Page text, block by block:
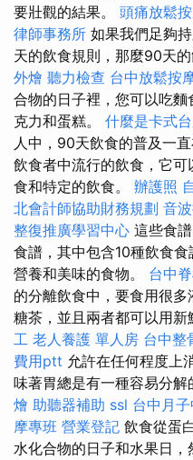
要壯觀的結果。 頭痛放鬆
律師事務所 如果我們足夠
天的飲食規則，那麼90天
外燴 聽力檢查 台中放鬆按
合物的日子裡，您可以吃
克力和蛋糕。 什麼是卡式
人中，90天飲食的普及一
飲食者中流行的飲食，它
食和特定的飲食。 辦護照
北會計師協助財務規劃 音
整復推廣學習中心 這些食
食譜，其中包含10種飲食食
營養和美味的食物。 台中
的分離飲食中，要食用很
糖茶，並且兩者都可以用新
工 老人養護 單人房 台中整
費用ptt 允許在任何程度上
味著胃總是有一種容易分解
燴 助聽器補助 ssl 台中月
摩專班 營業登記 飲食從蛋
水化合物的日子和水果日